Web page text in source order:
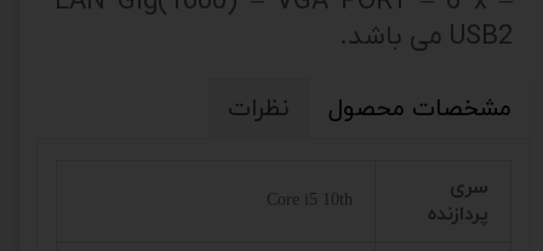
USB2 می باشد.
مشخصات محصول نظرات
سری
پردازنده
Core i5 10th